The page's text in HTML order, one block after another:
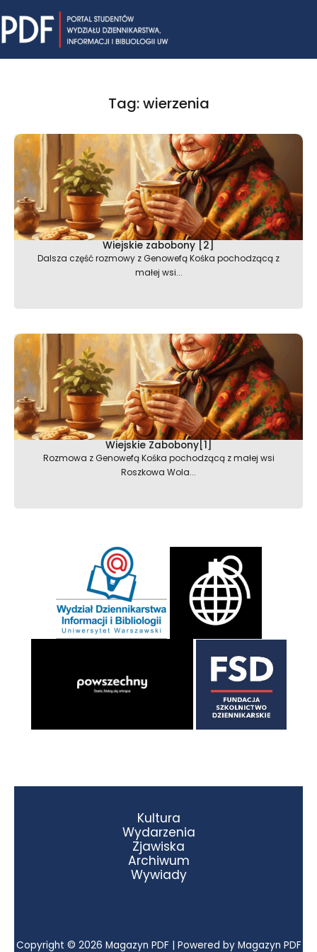
to
content
Tag: wierzenia
Wiejskie zabobony [2]
Dalsza część rozmowy z Genowefą Kośka pochodzącą z
małej wsi...
Wiejskie Zabobony[1]
Rozmowa z Genowefą Kośka pochodzącą z małej wsi
Roszkowa Wola...
Kultura
Wydarzenia
Zjawiska
Archiwum
Wywiady
Copyright © 2026 Magazyn PDF | Powered by Magazyn PDF